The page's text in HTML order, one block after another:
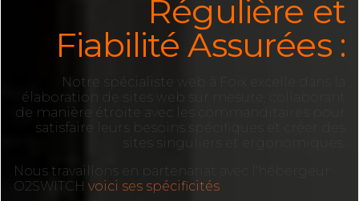
Régulière et
Fiabilité Assurées :
Notre spécialiste web à Foix excelle dans la
élaboration de sites web sur mesure, collaborant
de manière étroite avec les commanditaires pour
satisfaire leurs besoins spécifiques et créer des
sites singuliers et ergonomiques.
Nous travaillons en partenariat avec l'hébergeur
O2SWITCH voici ses spécificités